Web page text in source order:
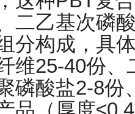
二乙基次磷
分构成，具
维25-40份
磷酸盐2-8份